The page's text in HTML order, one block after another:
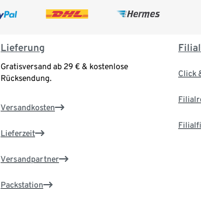
Lieferung
Gratisversand ab 29 € & kostenlose
Rücksendung.
Versandkosten
Lieferzeit
Versandpartner
Packstation
Click